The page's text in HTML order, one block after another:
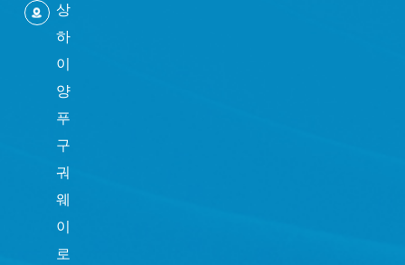
상
하
이
양
푸
구
궈
웨
이
로